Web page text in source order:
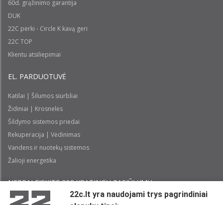
60d. grąžinimo garantija
DUK
22C perki - Circle K kavą geri
22C TOP
Klientu atsiliepimai
EL. PARDUOTUVĖ
Katilai | Šilumos siurbliai
Židiniai | Krosnelės
Šildymo sistemos priedai
Rekuperacija | Vėdinimas
Vandens ir nuotekų sistemos
Žalioji energetika
NEPRALEISKITE 22С YPATINGŲ PASIŪLYMŲ:
22c.lt yra naudojami trys pagrindiniai